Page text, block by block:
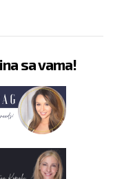
sa vama!